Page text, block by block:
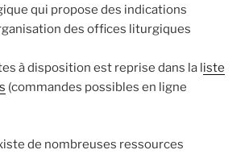
qui propose des indications
des offices liturgiques
à disposition est reprise dans la l iste
(commandes possibles en ligne
de nombreuses ressources